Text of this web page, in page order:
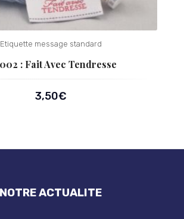
Etiquette message standard
: Fait Avec Tendresse
3,50€
NOTRE ACTUALITE